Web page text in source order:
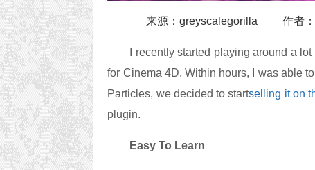
来源：greyscalegorilla 作者
I recently started playing around a
for Cinema 4D. Within hours, I was able
Particles, we decided to startselling it on
plugin.
Easy To Learn